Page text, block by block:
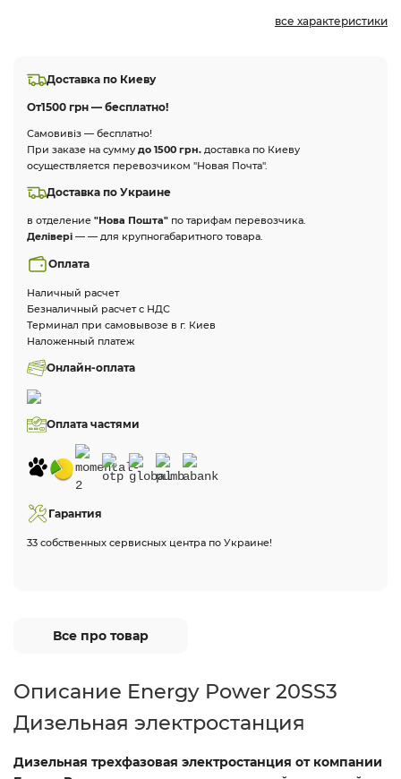
все характеристики
Доставка по Киеву
От1500 грн — бесплатно!
Самовивіз — бесплатно!
При заказе на сумму до 1500 грн. доставка по Киеву
осуществляется перевозчиком "Новая Почта".
Доставка по Украине
в отделение "Нова Пошта" по тарифам перевозчика.
Делівері — — для крупногабаритного товара.
Оплата
Наличный расчет
Безналичный расчет с НДС
Терминал при самовывозе в г. Киев
Наложенный платеж
Онлайн-оплата
Оплата частями
Гарантия
33 собственных сервисных центра по Украине!
Все про товар
Описание Energy Power 20SS3
Дизельная электростанция
Дизельная трехфазовая электростанция от компании